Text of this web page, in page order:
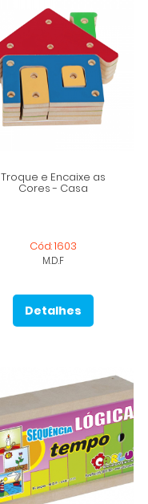
Troque e Encaixe as
Cores - Casa
Cód: 1603
M.D.F
Detalhes